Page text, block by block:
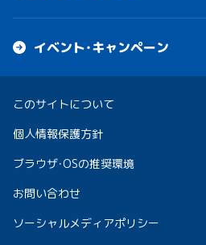
イベント・キャンペーン
このサイトについて
個人情報保護方針
ブラウザ・OSの推奨環境
お問い合わせ
ソーシャルメディアポリシー